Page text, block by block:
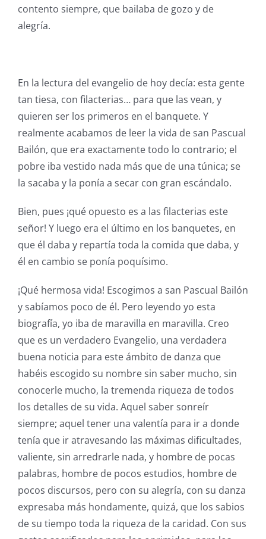
contento siempre, que bailaba de gozo y de
alegría.
En la lectura del evangelio de hoy decía: esta gente
tan tiesa, con filacterias… para que las vean, y
quieren ser los primeros en el banquete. Y
realmente acabamos de leer la vida de san Pascual
Bailón, que era exactamente todo lo contrario; el
pobre iba vestido nada más que de una túnica; se
la sacaba y la ponía a secar con gran escándalo.
Bien, pues ¡qué opuesto es a las filacterias este
señor! Y luego era el último en los banquetes, en
que él daba y repartía toda la comida que daba, y
él en cambio se ponía poquísimo.
¡Qué hermosa vida! Escogimos a san Pascual Bailón
y sabíamos poco de él. Pero leyendo yo esta
biografía, yo iba de maravilla en maravilla. Creo
que es un verdadero Evangelio, una verdadera
buena noticia para este ámbito de danza que
habéis escogido su nombre sin saber mucho, sin
conocerle mucho, la tremenda riqueza de todos
los detalles de su vida. Aquel saber sonreír
siempre; aquel tener una valentía para ir a donde
tenía que ir atravesando las máximas dificultades,
valiente, sin arredrarle nada, y hombre de pocas
palabras, hombre de pocos estudios, hombre de
pocos discursos, pero con su alegría, con su danza
expresaba más hondamente, quizá, que los sabios
de su tiempo toda la riqueza de la caridad. Con sus